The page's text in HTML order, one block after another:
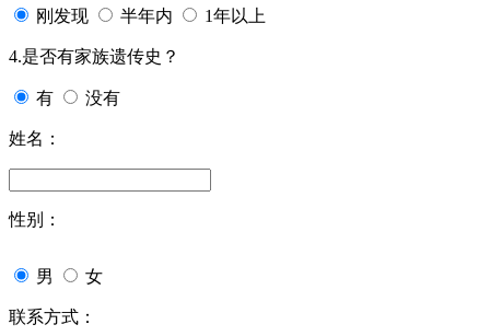
刚发现 半年内 1年以上
4.是否有家族遗传史？
有 没有
姓名：
性别：
男 女
联系方式：